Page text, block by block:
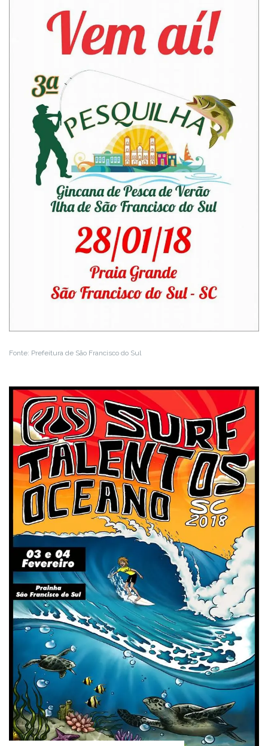
Fonte: Prefeitura de São Francisco do Sul